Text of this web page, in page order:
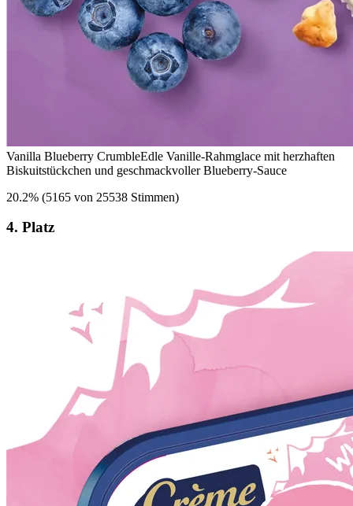
Vanilla Blueberry CrumbleEdle Vanille-Rahmglace mit herzhaften
Biskuitstückchen und geschmackvoller Blueberry-Sauce
20.2% (5165 von 25538 Stimmen)
4. Platz